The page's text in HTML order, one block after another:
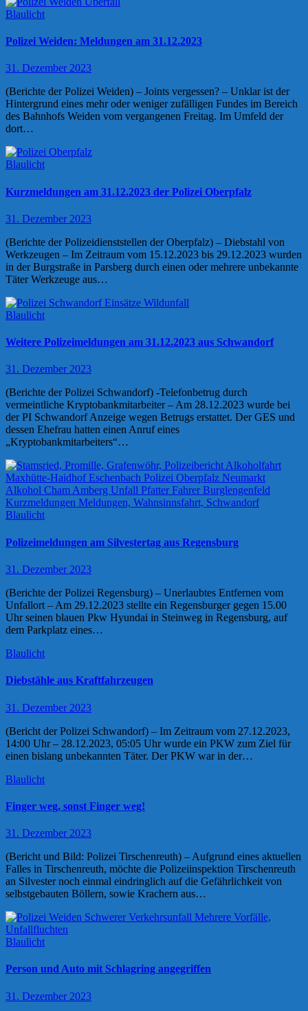
Blaulicht
Polizei Weiden: Meldungen am 31.12.2023
31. Dezember 2023
(Berichte der Polizei Weiden) – Joints vergessen? – Unklar ist der
Hintergrund eines mehr oder weniger zufälligen Fundes im Bereich
des Bahnhofs Weiden vom vergangenen Freitag. Im Umfeld der
dort…
Blaulicht
Kurzmeldungen am 31.12.2023 der Polizei Oberpfalz
31. Dezember 2023
(Berichte der Polizeidienststellen der Oberpfalz) – Diebstahl von
Werkzeugen – Im Zeitraum vom 15.12.2023 bis 29.12.2023 wurden
in der Burgstraße in Parsberg durch einen oder mehrere unbekannte
Täter Werkzeuge aus…
Blaulicht
Weitere Polizeimeldungen am 31.12.2023 aus Schwandorf
31. Dezember 2023
(Berichte der Polizei Schwandorf) -Telefonbetrug durch
vermeintliche Kryptobankmitarbeiter – Am 28.12.2023 wurde bei
der PI Schwandorf Anzeige wegen Betrugs erstattet. Der GES und
dessen Ehefrau hatten einen Anruf eines
„Kryptobankmitarbeiters“…
Blaulicht
Polizeimeldungen am Silvestertag aus Regensburg
31. Dezember 2023
(Berichte der Polizei Regensburg) – Unerlaubtes Entfernen vom
Unfallort – Am 29.12.2023 stellte ein Regensburger gegen 15.00
Uhr seinen blauen Pkw Hyundai in Steinweg in Regensburg, auf
dem Parkplatz eines…
Blaulicht
Diebstähle aus Kraftfahrzeugen
31. Dezember 2023
(Bericht der Polizei Schwandorf) – Im Zeitraum vom 27.12.2023,
14:00 Uhr – 28.12.2023, 05:05 Uhr wurde ein PKW zum Ziel für
einen bislang unbekannten Täter. Der PKW war in der…
Blaulicht
Finger weg, sonst Finger weg!
31. Dezember 2023
(Bericht und Bild: Polizei Tirschenreuth) – Aufgrund eines aktuellen
Falles in Tirschenreuth, möchte die Polizeiinspektion Tirschenreuth
an Silvester noch einmal eindringlich auf die Gefährlichkeit von
selbstgebauten Böllern, sowie Krachern aus…
Blaulicht
Person und Auto mit Schlagring angegriffen
31. Dezember 2023